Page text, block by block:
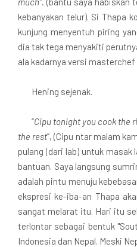
kebanyakan telur). Si Thapa
kunjung menyentuh piring
dia tak tega menyakiti
ala kadarnya versi masterchef
Hening sejenak.
“Cipu tonight you cook the
the rest”, (Cipu ntar malam
pulang (dari lab) untuk masak
bantuan. Saya langsung
adalah pintu menuju
ekspresi ke-iba-an Thapa
sangat melarat itu. Hari itu
terlontar sebagai bentuk
Indonesia dan Nepal. Meski